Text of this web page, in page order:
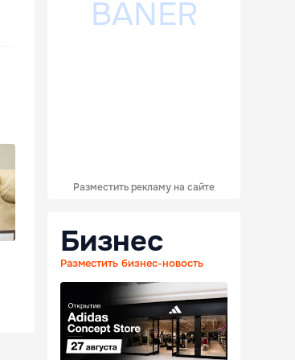
Разместить рекламу на сайте
Бизнес
Разместить бизнес-новость